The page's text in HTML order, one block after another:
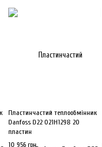
Пластинчастий теплообмінник
Danfoss D22 021H1298 20
пластин
10 956 грн